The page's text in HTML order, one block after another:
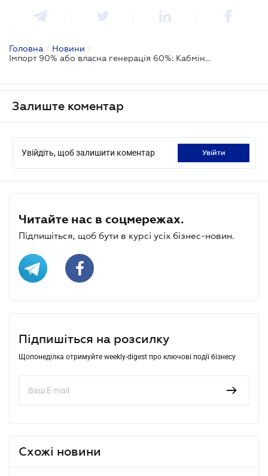
Головна / Новини /
Імпорт 90% або власна генерація 60%: Кабмін звільнив бізнес від графіків відключень
Залиште коментар
Увійдіть, щоб залишити коментар увійти
Читайте нас в соцмережах.
Підпишіться, щоб бути в курсі усіх бізнес-новин.
Підпишіться на розсилку
Щопонеділка отримуйте weekly-digest про ключові події бізнесу
Схожі новини